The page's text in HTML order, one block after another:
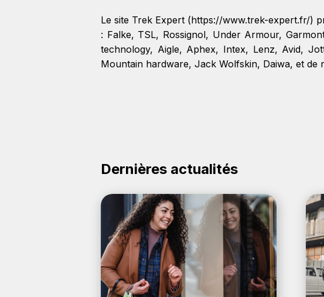
Le site Trek Expert (https://www.trek-expert.fr/)
: Falke, TSL, Rossignol, Under Armour,
technology, Aigle, Aphex, Intex, Lenz, Avid,
Mountain hardware, Jack Wolfskin, Daiwa, et de
Dernières actualités